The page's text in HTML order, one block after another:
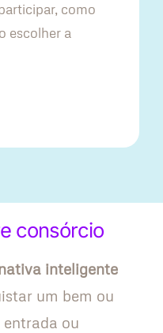
como
escolher a
consórcio
inteligente
um bem ou
entrada ou